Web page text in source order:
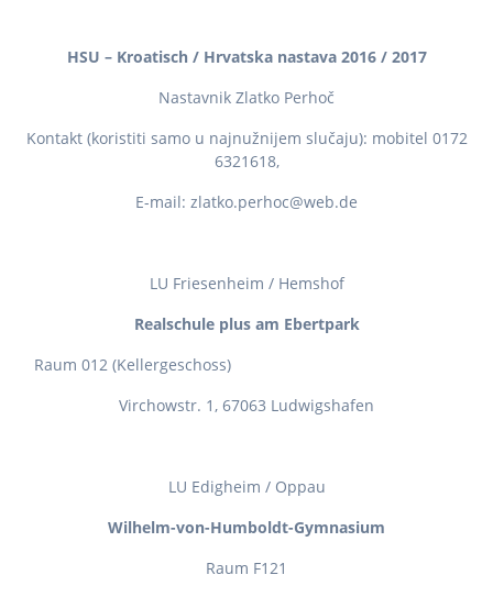
HSU – Kroatisch / Hrvatska nastava 2016 / 2017
Nastavnik Zlatko Perhoč
Kontakt (koristiti samo u najnužnijem slučaju): mobitel 0172
6321618,
E-mail: zlatko.perhoc@web.de
LU Friesenheim / Hemshof
Realschule plus am Ebertpark
Raum 012 (Kellergeschoss)
Virchowstr. 1, 67063 Ludwigshafen
LU Edigheim / Oppau
Wilhelm-von-Humboldt-Gymnasium
Raum F121